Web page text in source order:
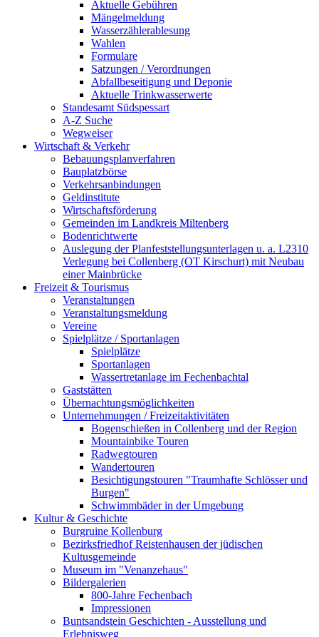
Aktuelle Gebühren
Mängelmeldung
Wasserzählerablesung
Wahlen
Formulare
Satzungen / Verordnungen
Abfallbeseitigung und Deponie
Aktuelle Trinkwasserwerte
Standesamt Südspessart
A-Z Suche
Wegweiser
Wirtschaft & Verkehr
Bebauungsplanverfahren
Bauplatzbörse
Verkehrsanbindungen
Geldinstitute
Wirtschaftsförderung
Gemeinden im Landkreis Miltenberg
Bodenrichtwerte
Auslegung der Planfeststellungsunterlagen u. a. L2310
Verlegung bei Collenberg (OT Kirschurt) mit Neubau
einer Mainbrücke
Freizeit & Tourismus
Veranstaltungen
Veranstaltungsmeldung
Vereine
Spielplätze / Sportanlagen
Spielplätze
Sportanlagen
Wassertretanlage im Fechenbachtal
Gaststätten
Übernachtungsmöglichkeiten
Unternehmungen / Freizeitaktivitäten
Bogenschießen in Collenberg und der Region
Mountainbike Touren
Radwegtouren
Wandertouren
Besichtigungstouren "Traumhafte Schlösser und
Burgen"
Schwimmbäder in der Umgebung
Kultur & Geschichte
Burgruine Kollenburg
Bezirksfriedhof Reistenhausen der jüdischen
Kultusgemeinde
Museum im "Venanzehaus"
Bildergalerien
800-Jahre Fechenbach
Impressionen
Buntsandstein Geschichten - Ausstellung und
Erlebnisweg